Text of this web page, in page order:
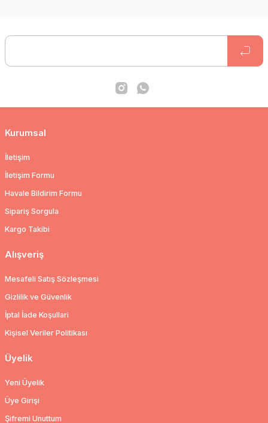
Kurumsal
İletişim
İletişim Formu
Havale Bildirim Formu
Sipariş Sorgula
Kargo Takibi
Alışveriş
Mesafeli Satış Sözleşmesi
Gizlilik ve Güvenlik
İptal İade Koşullari
Kişisel Veriler Politikası
Üyelik
Yeni Üyelik
Üye Girişi
Şifremi Unuttum